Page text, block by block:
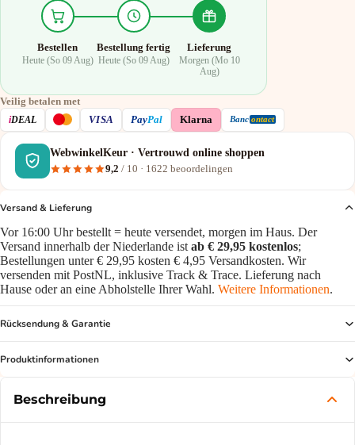
Bestellen
Heute (So 09 Aug)
Bestellung fertig
Heute (So 09 Aug)
Lieferung
Morgen (Mo 10
Aug)
Veilig betalen met
iDEAL VISA PayPal Klarna Banc ontact
WebwinkelKeur · Vertrouwd online shoppen
9,2 / 10 · 1622 beoordelingen
Versand & Lieferung
Vor 16:00 Uhr bestellt = heute versendet, morgen im Haus. Der
Versand innerhalb der Niederlande ist ab € 29,95 kostenlos;
Bestellungen unter € 29,95 kosten € 4,95 Versandkosten. Wir
versenden mit PostNL, inklusive Track & Trace. Lieferung nach
Hause oder an eine Abholstelle Ihrer Wahl. Weitere Informationen.
Rücksendung & Garantie
Produktinformationen
Beschreibung